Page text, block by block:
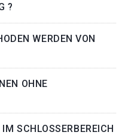
?
WERDEN VON
OHNE
SCHLOSSERBEREICH